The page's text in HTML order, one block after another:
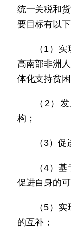
统一关税和
要目标有以下
（1）
高南部非洲
体化支持贫困
（2）
构；
（3）
（4）
促进自身的可
（5）
的互补；